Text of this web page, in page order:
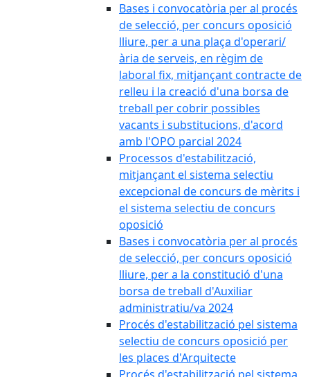
Bases i convocatòria per al procés
de selecció, per concurs oposició
lliure, per a una plaça d'operari/
ària de serveis, en règim de
laboral fix, mitjançant contracte de
relleu i la creació d'una borsa de
treball per cobrir possibles
vacants i substitucions, d'acord
amb l'OPO parcial 2024
Processos d'estabilització,
mitjançant el sistema selectiu
excepcional de concurs de mèrits i
el sistema selectiu de concurs
oposició
Bases i convocatòria per al procés
de selecció, per concurs oposició
lliure, per a la constitució d'una
borsa de treball d'Auxiliar
administratiu/va 2024
Procés d'estabilització pel sistema
selectiu de concurs oposició per
les places d'Arquitecte